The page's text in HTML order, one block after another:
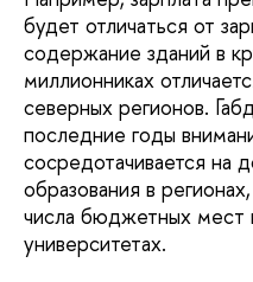
будет отличаться от
содержание зданий в
миллионниках
северных регионов.
последние годы
сосредотачивается на
образования в
числа бюджетных мест
университетах.